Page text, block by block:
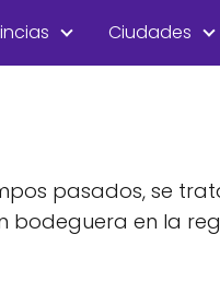
Ciudades
pasados, se
bodeguera en la